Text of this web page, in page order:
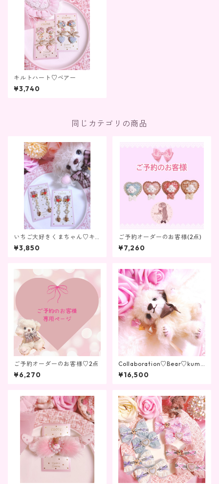
キルトハート♡ベアー
¥3,740
同じカテゴリの商品
いちご大好きくまちゃん♡キ
ラキラガーリー ピアス／イヤ
リング
¥3,850
ご予約オーダーのお客様(2点)
¥7,260
ご予約オーダーのお客様♡2点
¥6,270
Collaboration♡Bear♡kuma
sukey＆cuore.
¥16,500